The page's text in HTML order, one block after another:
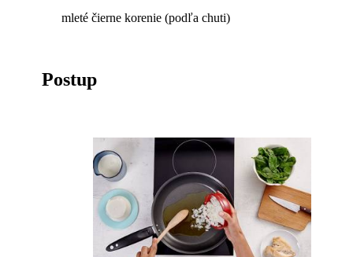
mleté čierne korenie (podľa chuti)
Postup